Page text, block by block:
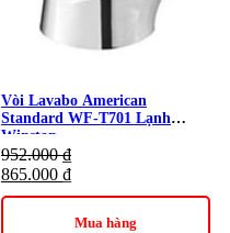
Vòi Lavabo American
Standard WF-T701 Lạnh
Winston
952.000₫
865.000 ₫
Mua hàng